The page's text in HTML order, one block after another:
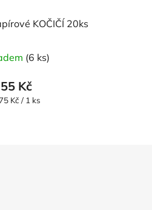
KOČIČÍ 20ks
hodnocení
produktu
je
(6 ks)
55 Kč
Kč / 1 ks